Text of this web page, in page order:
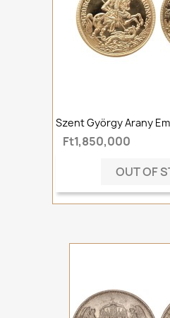
Szent György Arany
Ft1,850,000
OUT OF